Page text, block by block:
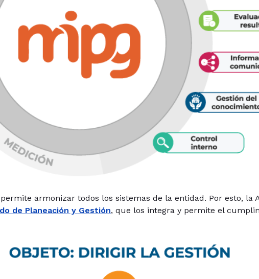
armonizar todos los sistemas de la entidad. Por esto, la
de Planeación y Gestión, que los integra y permite el